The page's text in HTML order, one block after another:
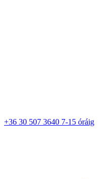
+36 30 507 3640 7-15 óráig